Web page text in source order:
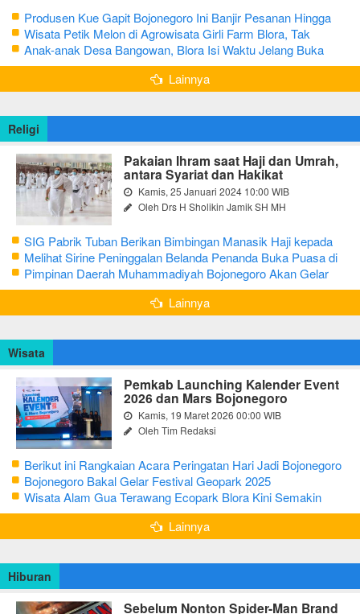
Produsen Kue Gapit Bojonegoro Ini Banjir Pesanan Hingga
Puluhan Juta di Bulan Ramadan
Wisata Petik Melon di Agrowisata Girli Farm Blora, Tak
Sampai 5 Hari Sudah Ludes Terjual
Anak-anak Desa Bangowan, Blora Isi Waktu Jelang Buka
Puasa dengan Latihan Gamelan
Lainnya
Religi
Pakaian Ihram saat Haji dan Umrah,
antara Syariat dan Hakikat
Kamis, 25 Januari 2024 10:00 WIB
Oleh Drs H Sholikin Jamik SH MH
SIG Pabrik Tuban Berikan Bimbingan Manasik Haji kepada
CJH Kabupaten Tuban
Melihat Sirine Peninggalan Belanda Penanda Buka Puasa di
Pendopo Bupati Blora
Pimpinan Daerah Muhammadiyah Bojonegoro Akan Gelar
Salat Iduladha 9 Juli 2022
Lainnya
Wisata
Pemkab Launching Kalender Event
2026 dan Mars Bojonegoro
Kamis, 19 Maret 2026 00:00 WIB
Oleh Tim Redaksi
Berikut ini Rangkaian Acara Peringatan Hari Jadi Bojonegoro
Ke-348 Tahun 2025
Bojonegoro Bakal Gelar Festival Geopark 2025
Wisata Alam Gua Terawang Ecopark Blora Kini Semakin
Menarik
Lainnya
Hiburan
Sebelum Nonton Spider-Man Brand